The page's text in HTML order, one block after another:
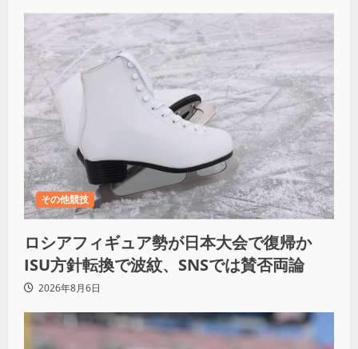
その他競技
ロシアフィギュア勢が日本大会で復帰か
ISU方針転換で波紋、SNSでは賛否両論
2026年8月6日